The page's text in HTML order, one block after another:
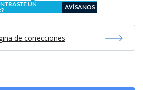
UN
AVÍSANOS
de correcciones